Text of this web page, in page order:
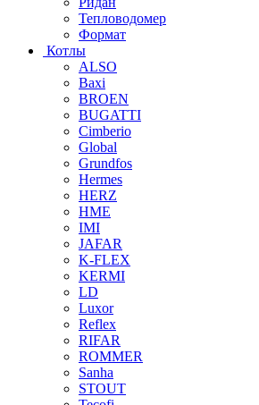
Тепловодомер
Формат
Котлы
ALSO
Baxi
BROEN
BUGATTI
Cimberio
Global
Grundfos
Hermes
HERZ
HME
IMI
JAFAR
K-FLEX
KERMI
LD
Luxor
Reflex
RIFAR
ROMMER
Sanha
STOUT